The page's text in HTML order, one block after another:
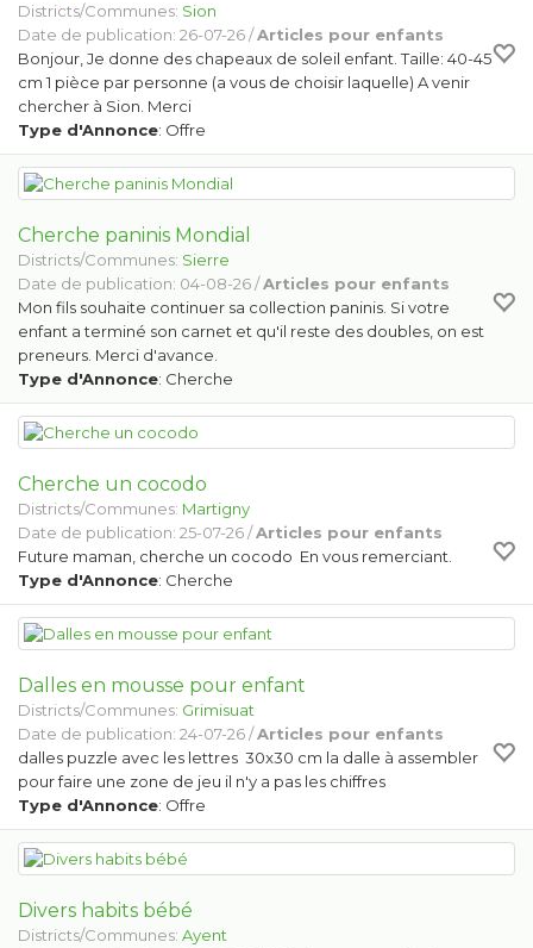
Districts/Communes: Sion
Date de publication: 26-07-26 /Articles pour enfants
Bonjour, Je donne des chapeaux de soleil enfant. Taille: 40-45
cm 1 pièce par personne (a vous de choisir laquelle) A venir
chercher à Sion. Merci
Type d'Annonce: Offre
Cherche paninis Mondial
Districts/Communes: Sierre
Date de publication: 04-08-26 /Articles pour enfants
Mon fils souhaite continuer sa collection paninis. Si votre
enfant a terminé son carnet et qu'il reste des doubles, on est
preneurs. Merci d'avance.
Type d'Annonce: Cherche
Cherche un cocodo
Districts/Communes: Martigny
Date de publication: 25-07-26 /Articles pour enfants
Future maman, cherche un cocodo En vous remerciant.
Type d'Annonce: Cherche
Dalles en mousse pour enfant
Districts/Communes: Grimisuat
Date de publication: 24-07-26 /Articles pour enfants
dalles puzzle avec les lettres 30x30 cm la dalle à assembler
pour faire une zone de jeu il n'y a pas les chiffres
Type d'Annonce: Offre
Divers habits bébé
Districts/Communes: Ayent